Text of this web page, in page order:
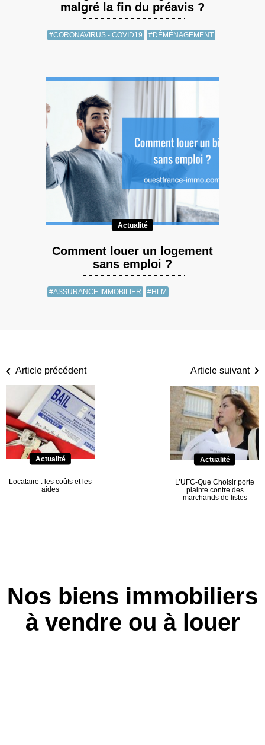
malgré la fin du préavis ?
#CORONAVIRUS - COVID19 #DÉMÉNAGEMENT
Actualité
Comment louer un logement
sans emploi ?
#ASSURANCE IMMOBILIER #HLM
Article précédent
Actualité
Locataire : les coûts et les
aides
Article suivant
Actualité
L’UFC-Que Choisir porte
plainte contre des
marchands de listes
Nos biens immobiliers
à vendre ou à louer